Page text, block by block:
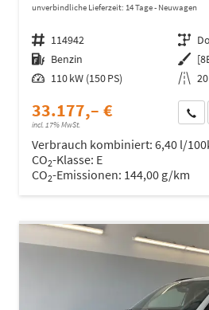
unverbindliche Lieferzeit: 14 Tage Neuwagen
Fahrzeugnr. 114942 Getriebe
Kraftstoff Benzin Außenfarbe
Leistung 110 kW (150 PS) Kilometerstand
33.177,– €
incl. 17% MwSt.
Verbrauch kombiniert: 6,40 l/
CO2-Klasse: E
CO2-Emissionen: 144,00 g/km